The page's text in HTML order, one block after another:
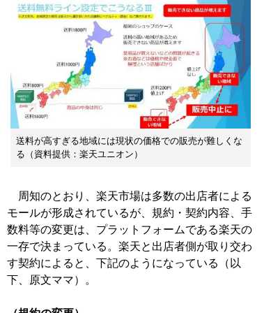
送料が高すぎる地域には現状の価格での販売が難しくな
る（資料提供：楽天ユニオン）
周知のとおり、楽天市場は多数の出店者による
モールが形成されているが、規約・契約内容、手
数料等の変更は、プラットフォームである楽天の
一存で決まっている。楽天と出店者側が取り交わ
す契約によると、下記のようになっている（以
下、原文ママ）。